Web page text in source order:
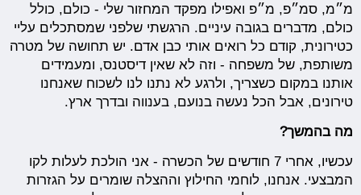
מ״מ, סמ״פ, מ״פ ואפילו מפקד המחזור שלי - כולם, כולל
כולם, מדברים בגובה עיניים. הרגשתי שלפני שמסתכלים עליי
כטירונית, קודם כל רואים אותי כבן אדם. יש תחושה של מטרה
משותפת, של משפחה - וזה לא שאין דיסטנס, ומעמידים
אותנו במקום כשצריך, ולרגע לא נתנו לנו לשכוח שאנחנו
טירונים, אבל הכל נעשה בנועם, בענווה ובדרך ארץ.
מה בהמשך?
עכשיו, אחרי 7 חודשים של הכשרה - אני הולכת לעלות לקו
המבצעי. אנחנו, לוחמי החילוץ וההצלה שומרים על הגזרות